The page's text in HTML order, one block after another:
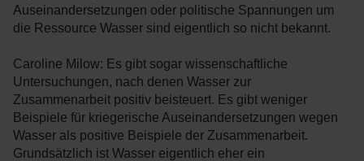
Auseinandersetzungen oder politische Spannungen um
die Ressource Wasser sind eigentlich so nicht bekannt.
Caroline Milow: Es gibt sogar wissenschaftliche
Untersuchungen, nach denen Wasser zur
Zusammenarbeit positiv beisteuert. Es gibt weniger
Beispiele für kriegerische Auseinandersetzungen wegen
Wasser als positive Beispiele der Zusammenarbeit.
Grundsätzlich ist Wasser eigentlich eher ein